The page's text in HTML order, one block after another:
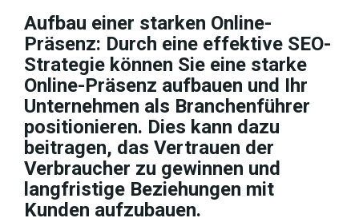
Aufbau einer starken Online-
Präsenz: Durch eine effektive SEO-
Strategie können Sie eine starke
Online-Präsenz aufbauen und Ihr
Unternehmen als Branchenführer
positionieren. Dies kann dazu
beitragen, das Vertrauen der
Verbraucher zu gewinnen und
langfristige Beziehungen mit
Kunden aufzubauen.